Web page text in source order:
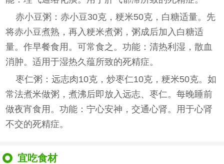
赤小豆粥：赤小豆30克，粳米50克，白糖适量。先
将赤小豆煮熟，再入粳米煮粥，粥成后加入白糖适
量。作早餐食用。可常食之。功能：清热利湿，散血
消肿。适用于湿热久蕴所致的死精症。
枣仁粥：远志肉10克，炒枣仁10克，粳米50克。如
常法煮米做粥，煮沸后即放入远志、枣仁。每晚睡前
做夜宵食用。功能：宁心安神，交通心肾。用于心肾
不交的死精症。
宜吃食材